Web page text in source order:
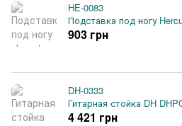
HE-0083
Подставка под ногу
903 грн
DH-0333
Гитарная стойка DH
4 421 грн